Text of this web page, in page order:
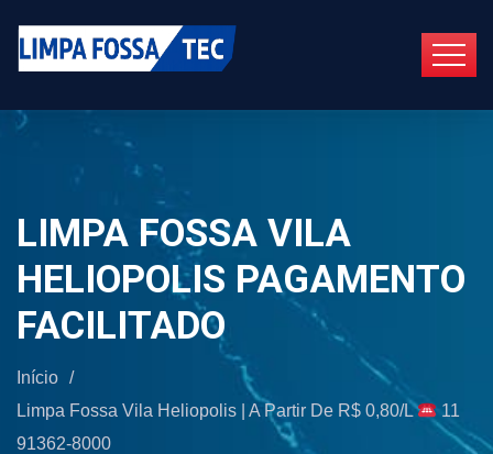
LIMPA FOSSA VILA
HELIOPOLIS PAGAMENTO
FACILITADO
Início /
Limpa Fossa Vila Heliopolis | A Partir De R$ 0,80/L
11
91362-8000